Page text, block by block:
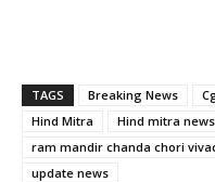
TAGS Breaking News
Hind Mitra
Hind mitra news
ram mandir chanda chori
update news